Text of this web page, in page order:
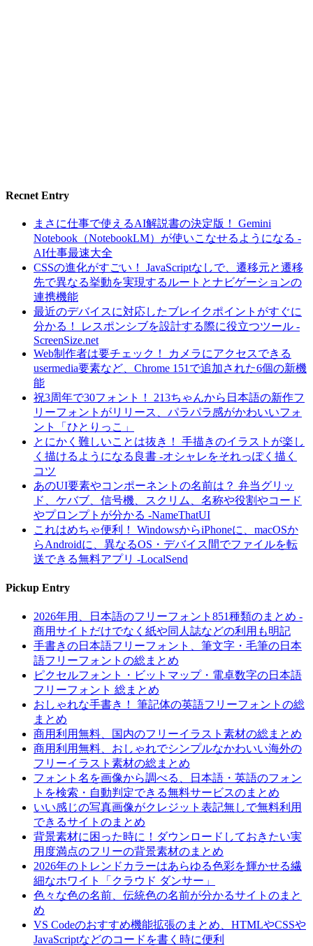
Recnet Entry
まさに仕事で使えるAI解説書の決定版！ Gemini
Notebook（NotebookLM）が使いこなせるようになる -
AI仕事最速大全
CSSの進化がすごい！ JavaScriptなしで、遷移元と遷移
先で異なる挙動を実現するルートとナビゲーションの
連携機能
最近のデバイスに対応したブレイクポイントがすぐに
分かる！ レスポンシブを設計する際に役立つツール -
ScreenSize.net
Web制作者は要チェック！ カメラにアクセスできる
usermedia要素など、Chrome 151で追加された6個の新機
能
祝3周年で30フォント！ 213ちゃんから日本語の新作フ
リーフォントがリリース、パラパラ感がかわいいフォ
ント「ひとりっこ」
とにかく難しいことは抜き！ 手描きのイラストが楽し
く描けるようになる良書 -オシャレをそれっぽく描く
コツ
あのUI要素やコンポーネントの名前は？ 弁当グリッ
ド、ケバブ、信号機、スクリム、名称や役割やコード
やプロンプトが分かる -NameThatUI
これはめちゃ便利！ WindowsからiPhoneに、macOSか
らAndroidに、異なるOS・デバイス間でファイルを転
送できる無料アプリ -LocalSend
Pickup Entry
2026年用、日本語のフリーフォント851種類のまとめ -
商用サイトだけでなく紙や同人誌などの利用も明記
手書きの日本語フリーフォント、筆文字・毛筆の日本
語フリーフォントの総まとめ
ピクセルフォント・ビットマップ・電卓数字の日本語
フリーフォント 総まとめ
おしゃれな手書き！ 筆記体の英語フリーフォントの総
まとめ
商用利用無料、国内のフリーイラスト素材の総まとめ
商用利用無料、おしゃれでシンプルなかわいい海外の
フリーイラスト素材の総まとめ
フォント名を画像から調べる、日本語・英語のフォン
トを検索・自動判定できる無料サービスのまとめ
いい感じの写真画像がクレジット表記無しで無料利用
できるサイトのまとめ
背景素材に困った時に！ダウンロードしておきたい実
用度満点のフリーの背景素材のまとめ
2026年のトレンドカラーはあらゆる色彩を輝かせる繊
細なホワイト「クラウド ダンサー」
色々な色の名前、伝統色の名前が分かるサイトのまと
め
VS Codeのおすすめ機能拡張のまとめ、HTMLやCSSや
JavaScriptなどのコードを書く時に便利